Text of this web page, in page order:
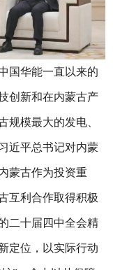
国华能一直以来的
创新和在内蒙古产
规模最大的发电、
近平总书记对内蒙
蒙古作为投资重
互利合作取得积极
二十届四中全会精
定位，以实际行动